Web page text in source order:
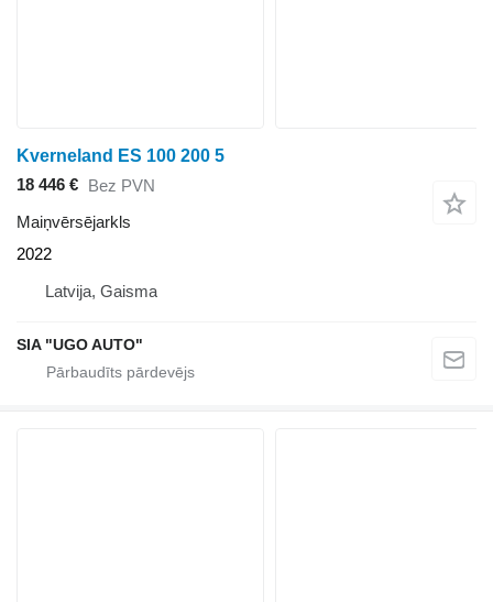
Kverneland ES 100 200 5
18 446 € Bez PVN
Maiņvērsējarkls
2022
Latvija, Gaisma
SIA "UGO AUTO"